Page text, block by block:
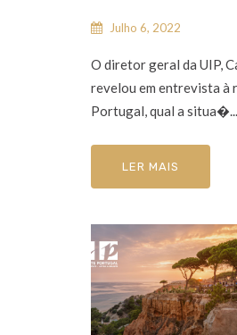
Julho 6, 2022
O diretor geral da UIP,
revelou em entrevista à
Portugal, qual a situa�...
LER MAIS